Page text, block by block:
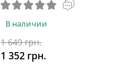
В наличии
1 649 грн.
1 352 грн.